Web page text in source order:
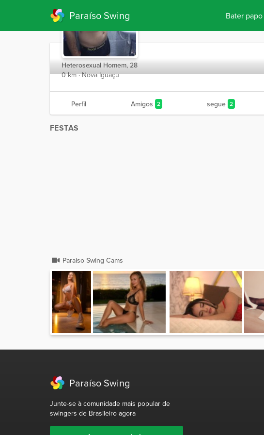
Paraíso Swing Bater papo
Devilsmen
Heterosexual Homem, 28
0 km · Nova Iguaçu
Perfil Amigos 2 segue 2
FESTAS
Paraiso Swing Cams
Paraíso Swing
Junte-se à comunidade mais popular de
swingers de Brasileiro agora